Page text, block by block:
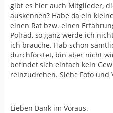
gibt es hier auch Mitglieder,
auskennen? Habe da ein
einen Rat bzw. einen
Polrad, so ganz werde ich
ich brauche. Hab schon
durchforstet, bin aber nicht
befindet sich einfach kein
reinzudrehen. Siehe Foto und
Lieben Dank im Voraus.